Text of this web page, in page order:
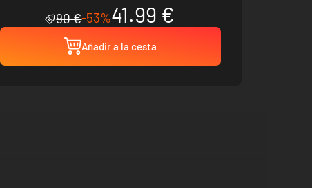
90 €-53%41.99 €
Añadir a la cesta